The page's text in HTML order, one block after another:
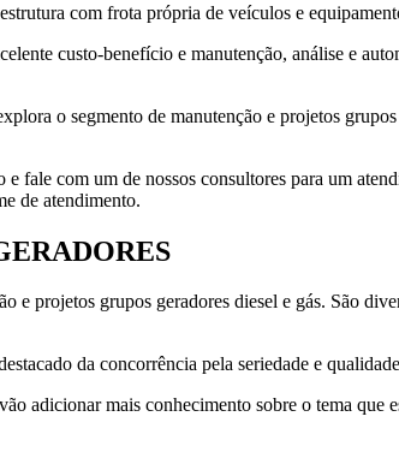
com frota própria de veículos e
custo-benefício e manutenção, análise e
o segmento de manutenção e projetos
fale com um de nossos consultores para um
de atendimento.
e projetos grupos geradores diesel e gás. São
da concorrência pela seriedade e
adicionar mais conhecimento sobre o tema que